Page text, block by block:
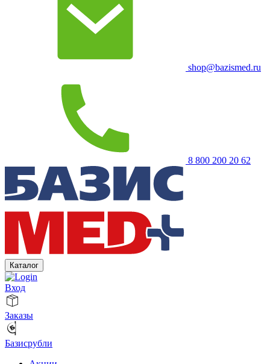
shop@bazismed.ru
8 800 200 20 62
Каталог
Вход
Заказы
Базисрубли